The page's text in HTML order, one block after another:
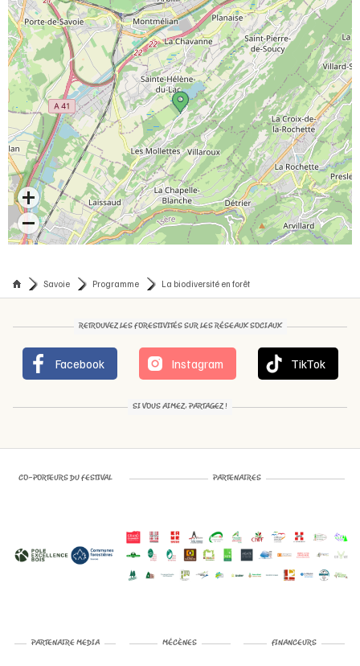
Savoie Programme La biodiversité en forêt
RETROUVEZ LES FORESTIVITÉS SUR LES RÉSEAUX SOCIAUX
Facebook Instagram TikTok
SI VOUS AIMEZ, PARTAGEZ !
CO-PORTEURS DU FESTIVAL PARTENAIRES
PARTENAIRE MEDIA MÉCÈNES FINANCEURS